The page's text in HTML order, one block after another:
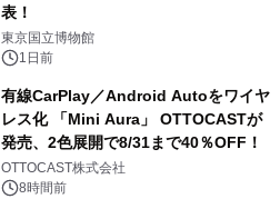
表！
東京国立博物館
1日前
有線CarPlay／Android Autoをワイヤ
レス化 「Mini Aura」 OTTOCASTが
発売、2色展開で8/31まで40％OFF！
OTTOCAST株式会社
8時間前